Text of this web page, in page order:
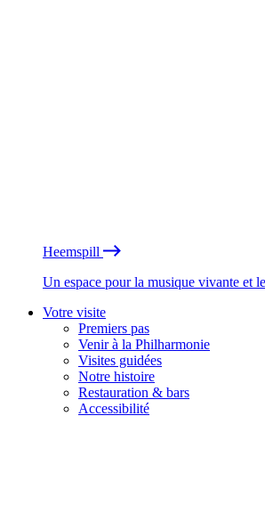
Heemspill
Un espace pour la musique vivante et
Votre visite
Premiers pas
Venir à la Philharmonie
Visites guidées
Notre histoire
Restauration & bars
Accessibilité